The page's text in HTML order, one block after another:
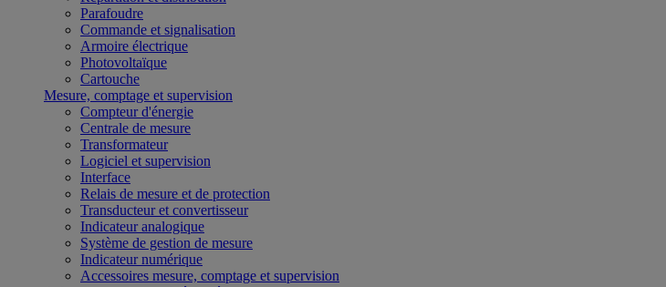
Parafoudre
Commande et signalisation
Armoire électrique
Photovoltaïque
Cartouche
Mesure, comptage et supervision
Compteur d'énergie
Centrale de mesure
Transformateur
Logiciel et supervision
Interface
Relais de mesure et de protection
Transducteur et convertisseur
Indicateur analogique
Système de gestion de mesure
Indicateur numérique
Accessoires mesure, comptage et supervision